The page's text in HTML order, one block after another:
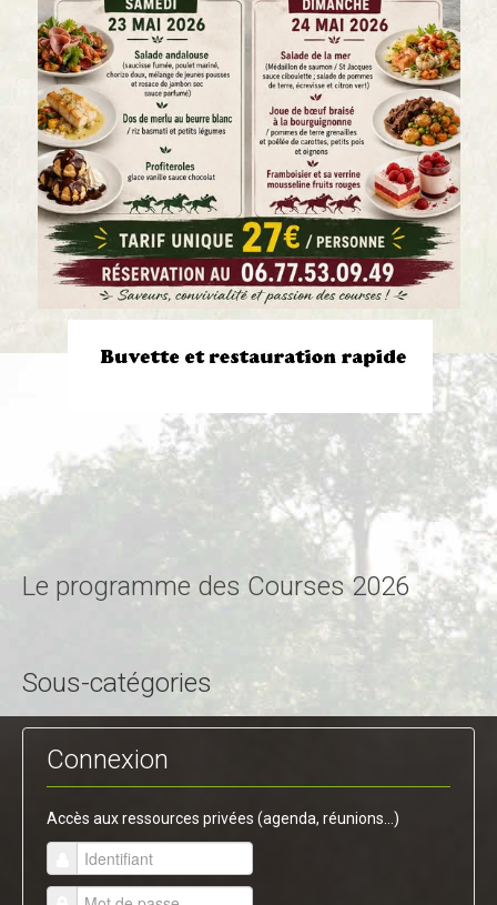
Le programme des Courses 2026
Sous-catégories
Connexion
Accès aux ressources privées (agenda, réunions...)